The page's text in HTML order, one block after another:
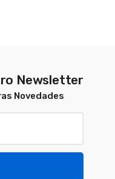
Newsletter
Novedades